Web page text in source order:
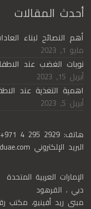
أحدث المقالات
أهم النصائح لبناء
مايو 1, 2023
نوبات الغضب عند
أبريل 15, 2023
اهمية التغذية عند
أبريل 5, 2023
هاتف: +971 4 295 2929
البريد الإلكتروني
الإمارات العربية المتحدة
دبي ، القرهود
مبنى ريد أفينيو، مكتب رقم